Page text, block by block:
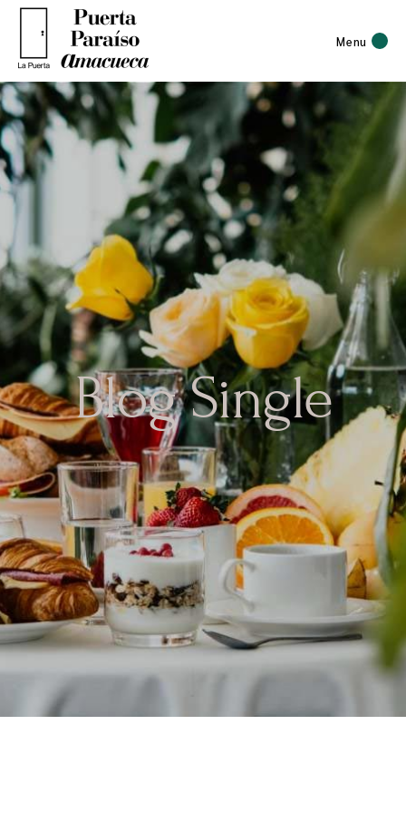
Menu
Blog Single